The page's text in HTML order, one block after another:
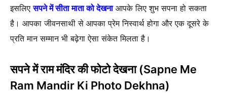
इसलिएसपने में सीता माता को देखनाआपके लिए शुभ सपना हो सकता
है। आपका जीवनसाथी से आपका प्रेम निस्वार्थ होगा और एक दूसरे के
प्रति मान सम्मान भी बढ़ेगा ऐसा संकेत मिलता है।
सपने में राम मंदिर की फोटो देखना (Sapne Me
Ram Mandir Ki Photo Dekhna)